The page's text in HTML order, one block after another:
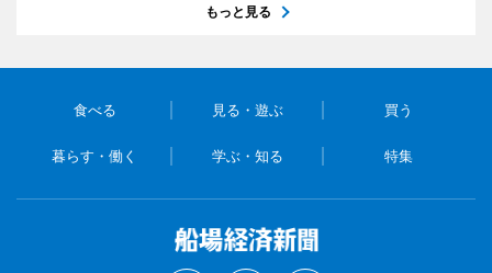
もっと見る
食べる 見る・遊ぶ 買う
暮らす・働く 学ぶ・知る 特集